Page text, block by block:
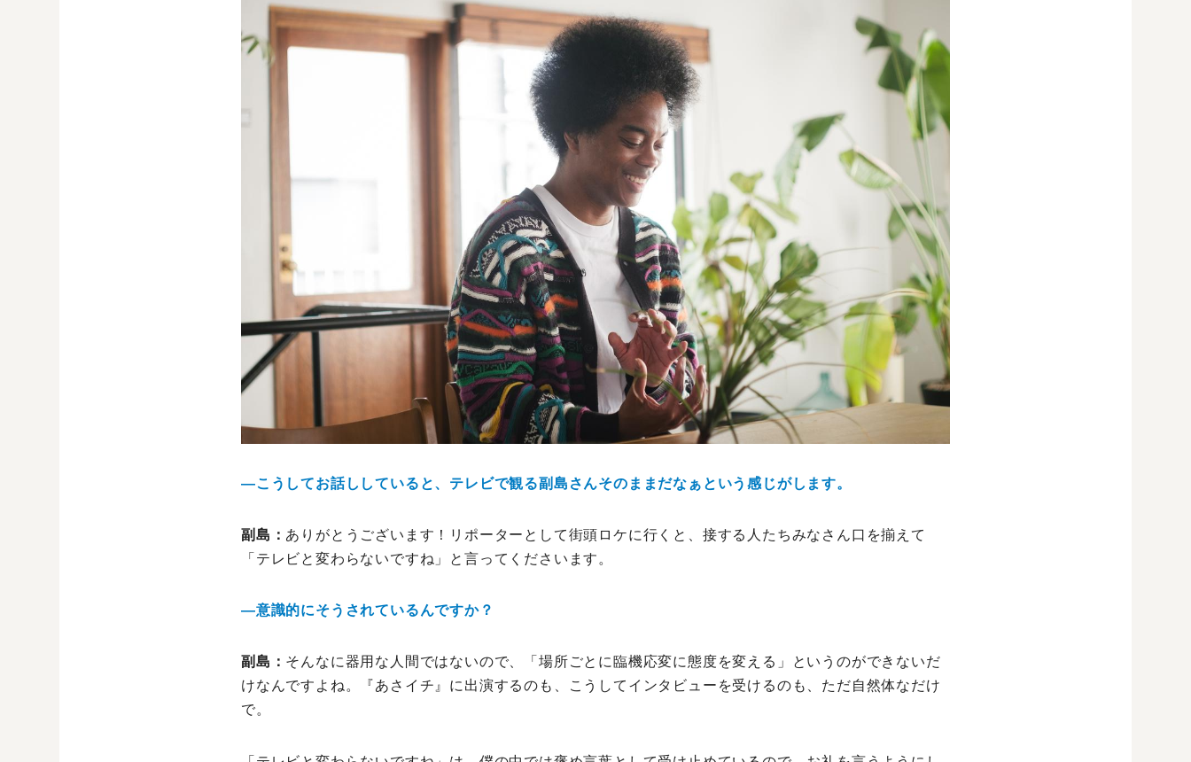
―こうしてお話ししていると、テレビで観る副島さんそのままだなぁという感じがします。
副島： ありがとうございます！リポーターとして街頭ロケに行くと、接する人たちみなさん口を揃えて
「テレビと変わらないですね」と言ってくださいます。
―意識的にそうされているんですか？
副島： そんなに器用な人間ではないので、「場所ごとに臨機応変に態度を変える」というのができないだ
けなんですよね。『あさイチ』に出演するのも、こうしてインタビューを受けるのも、ただ自然体なだけ
で。